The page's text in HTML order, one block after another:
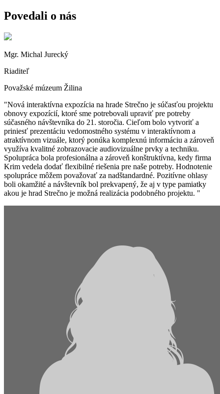
Povedali o nás
Mgr. Michal Jurecký
Riaditeľ
Považské múzeum Žilina
Nová interaktívna expozícia na hrade Strečno je súčasťou projektu
obnovy expozícií, ktoré sme potrebovali upraviť pre potreby
súčasného návštevníka do 21. storočia. Cieľom bolo vytvoriť a
priniesť prezentáciu vedomostného systému v interaktívnom a
atraktívnom vizuále, ktorý ponúka komplexnú informáciu a zároveň
využíva kvalitné zobrazovacie audiovizuálne prvky a techniku.
Spolupráca bola profesionálna a zároveň konštruktívna, kedy firma
Krim vedela dodať flexibilné riešenia pre naše potreby. Hodnotenie
spolupráce môžem považovať za nadštandardné. Pozitívne ohlasy
boli okamžité a návštevník bol prekvapený, že aj v type pamiatky
akou je hrad Strečno je možná realizácia podobného projektu.